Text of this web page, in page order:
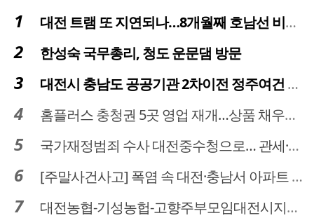
대전 트램 또 지연되나…8개월째 호남선 비개착공사 시공사 선정 난항
한성숙 국무총리, 청도 운문댐 방문
대전시 충남도 공공기관 2차이전 정주여건 확보 시급
홈플러스 충청권 5곳 영업 재개…상품 채우기 ‘속도전’
국가재정범죄 수사 대전중수청으로… 관세·국세 수사 전문인력 주목
[주말사건사고] 폭염 속 대전·충남서 아파트 화재·정전 잇따라…주민 대피·불편
대전농협-기성농헙-고향주부모임대전시지회, 이심점심 중식지원 봉사활동